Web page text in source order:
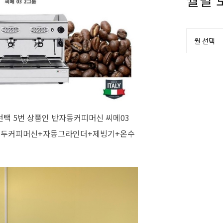
5번 상품인 반자동커피머신 씨메03
커피머신+자동그라인더+제빙기+온수